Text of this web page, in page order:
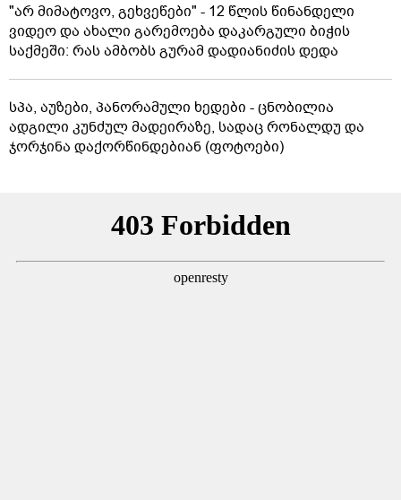
"არ მიმატოვო, გეხვეწები" - 12 წლის წინანდელი
ვიდეო და ახალი გარემოება დაკარგული ბიჭის
საქმეში: რას ამბობს გურამ დადიანიძის დედა
სპა, აუზები, პანორამული ხედები - ცნობილია
ადგილი კუნძულ მადეირაზე, სადაც რონალდუ და
ჯორჯინა დაქორწინდებიან (ფოტოები)